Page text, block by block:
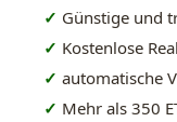
✓ Günstige und
✓ Kostenlose
✓ automatische
✓ Mehr als 350